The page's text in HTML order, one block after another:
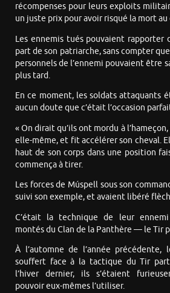
récompenses pour leurs exploits
un juste prix pour avoir risqué la mort au
Les ennemis tués pouvaient rapporter
part de son patriarche, sans compter
personnels de l’ennemi pouvaient être
plus tard.
En ce moment, les soldats attaquants
aucun doute que c’était l’occasion
« On dirait qu’ils ont mordu à
elle-même, et fit accélérer son cheval.
haut de son corps dans une position
commença à tirer.
Les forces de Múspell sous son
suivi son exemple, et avaient libéré
C’était la technique de leur
montés du Clan de la Panthère — le Tir
À l’automne de l’année
souffert face à la tactique du Tir
l’hiver dernier, ils s’étaient
pouvoir eux-mêmes l’utiliser.